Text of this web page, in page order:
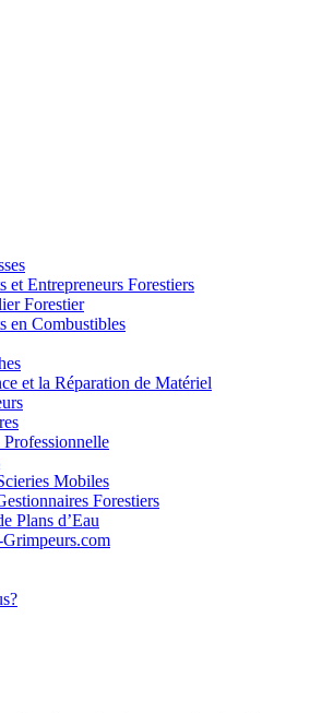
et Entrepreneurs Forestiers
Forestier
en Combustibles
et la Réparation de Matériel
Mobiles
Forestiers
Plans d’Eau